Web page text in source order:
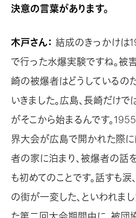
決意の言葉があります。
木戸さん： 結成のきっかけは
で行った水爆実験ですね。被
崎の被爆者はどうしているの
いきました。広島、長崎だけ
がそこから始まるんです。
界大会が広島で開かれた際
者の家に泊まり、被爆者の話
も初めてのことです。話すも涙
の街が一変した、といわれま